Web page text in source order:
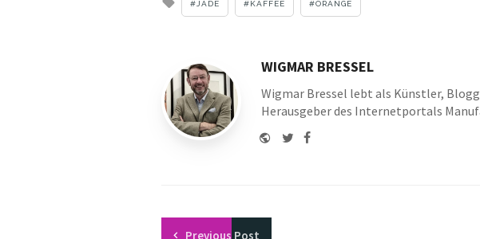
JADE KAFFEE ORANGE
WIGMAR BRESSEL
Wigmar Bressel lebt als Künstler,
Herausgeber des Internetportals
Website
TwitterFacebook
Previous Post